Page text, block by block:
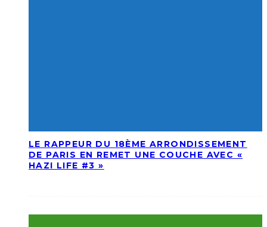
LE RAPPEUR DU 18ÈME ARRONDISSEMENT
DE PARIS EN REMET UNE COUCHE AVEC «
HAZI LIFE #3 »